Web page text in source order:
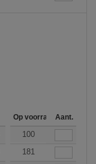
144-287 288 + Meer
Op voorraadAant.
14.42
100
14.42
181